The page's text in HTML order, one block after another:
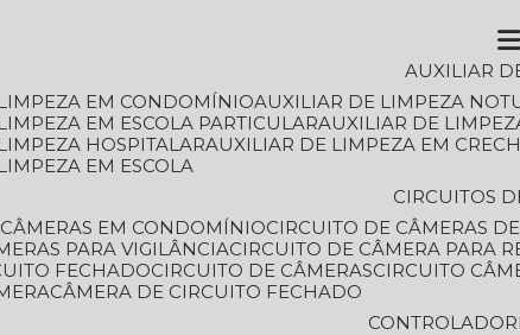
AUXILIAR
LIMPEZA EM CONDOMÍNIO
AUXILIAR DE LIMPEZA
EM ESCOLA PARTICULAR
AUXILIAR DE
HOSPITALAR
AUXILIAR DE LIMPEZA EM
EM ESCOLA
CIRCUITOS
CÂMERAS EM CONDOMÍNIO
CIRCUITO DE CÂMERAS
PARA VIGILÂNCIA
CIRCUITO DE CÂMERA PARA
FECHADO
CIRCUITO DE CÂMERAS CIRCUITO
CÂMERA DE CIRCUITO FECHADO